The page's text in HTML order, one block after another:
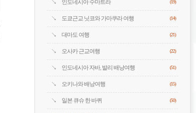
인도네시아 수마트라 (19)
도쿄근교 닛코와 가마쿠라 여행 (14)
대마도 여행 (21)
오사카 근교여행 (22)
인도네시아 자바, 발리 배낭여행 (51)
오키나와 배낭여행 (15)
일본 큐슈 한 바퀴 (50)